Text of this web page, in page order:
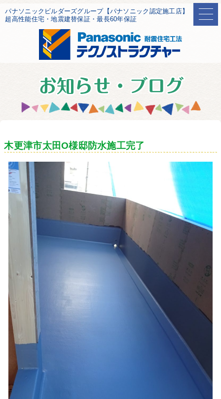
パナソニックビルダーズグループ【パナソニック認定施工店】
超高性能住宅・地震建替保証・最長60年保証
木更津市太田O様邸防水施工完了